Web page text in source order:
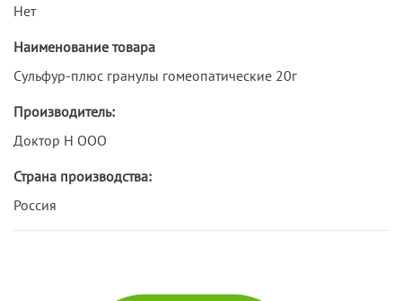
Нет
Наименование товара
Сульфур-плюс гранулы гомеопатические 20г
Производитель:
Доктор Н ООО
Страна производства:
Россия